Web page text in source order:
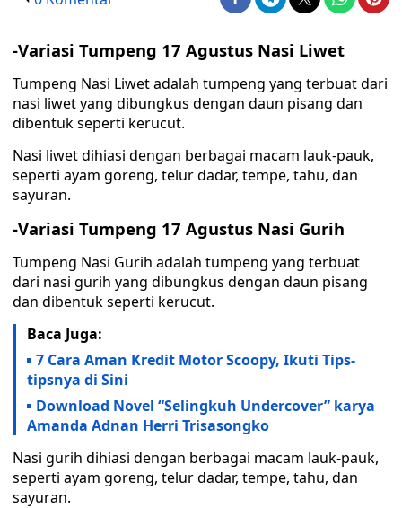
-Variasi Tumpeng 17 Agustus Nasi Liwet
Tumpeng Nasi Liwet adalah tumpeng yang terbuat dari
nasi liwet yang dibungkus dengan daun pisang dan
dibentuk seperti kerucut.
Nasi liwet dihiasi dengan berbagai macam lauk-pauk,
seperti ayam goreng, telur dadar, tempe, tahu, dan
sayuran.
-Variasi Tumpeng 17 Agustus Nasi Gurih
Tumpeng Nasi Gurih adalah tumpeng yang terbuat
dari nasi gurih yang dibungkus dengan daun pisang
dan dibentuk seperti kerucut.
Baca Juga:
7 Cara Aman Kredit Motor Scoopy, Ikuti Tips-
tipsnya di Sini
Download Novel “Selingkuh Undercover” karya
Amanda Adnan Herri Trisasongko
Nasi gurih dihiasi dengan berbagai macam lauk-pauk,
seperti ayam goreng, telur dadar, tempe, tahu, dan
sayuran.